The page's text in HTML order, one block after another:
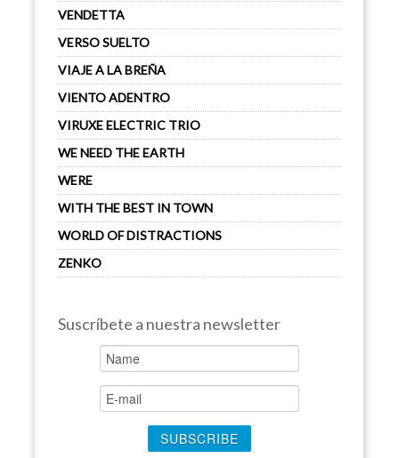
VENDETTA
VERSO SUELTO
VIAJE A LA BREÑA
VIENTO ADENTRO
VIRUXE ELECTRIC TRIO
WE NEED THE EARTH
WERE
WITH THE BEST IN TOWN
WORLD OF DISTRACTIONS
ZENKO
Suscríbete a nuestra newsletter